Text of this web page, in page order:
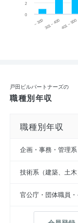
~ 300 301 ~ 400 401 ~ 500
0
2
戸田ビルパートナーズの
職種別年収
職種別年収
企画・事務・管理系
技術系（建築、土木
官公庁・団体職員